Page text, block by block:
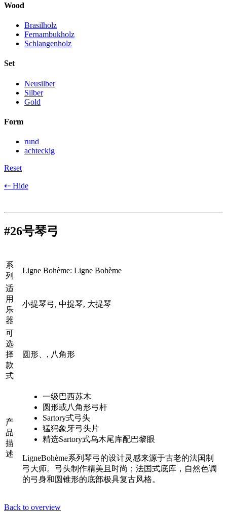
Wood
Brasilholz
Fernambukholz
Schlangenholz
Set
Neusilber
Silber
Gold
Form
rund
achteckig
Reset
⇠ Hide
#26号琴弓
系
列
Ligne Bohème: Ligne Bohème
适
用
乐
器
小提琴弓, 中提琴, 大提琴
可
选
择
款
式
圆形、, 八角形
产
品
描
述
一级巴西苏木
圆形或八角形弓杆
Sartory式弓头
猛犸象牙弓头片
精选Sartory式乌木尾库配巴黎眼
LigneBohème系列琴弓的设计灵感来源于古老的法国制
弓大师。弓头制作精美且时尚；法国式底库，自然色调
的弓身和圆锥形的底部极具复古风格。
Back to overview